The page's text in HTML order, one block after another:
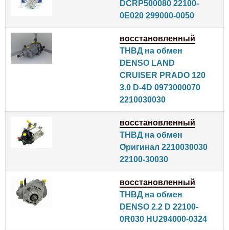
DCRP500080 22100-
0E020 299000-0050
восстановленный
ТНВД на обмен
DENSO LAND
CRUISER PRADO 120
3.0 D-4D 0973000070
2210030030
восстановленный
ТНВД на обмен
Оригинал 2210030030
22100-30030
восстановленный
ТНВД на обмен
DENSO 2.2 D 22100-
0R030 HU294000-0324